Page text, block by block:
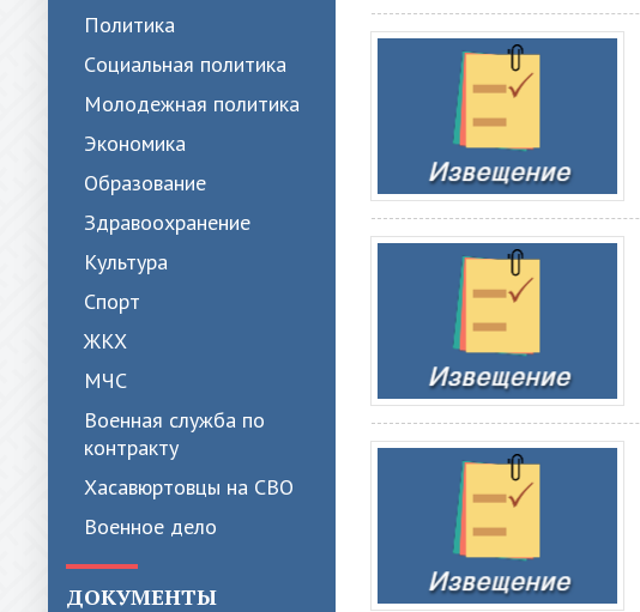
Политика
Cоциальная политика
Молодежная политика
Экономика
Образование
Здравоохранение
Культура
Спорт
ЖКХ
МЧС
Военная служба по
контракту
Хасавюртовцы на СВО
Военное дело
ДОКУМЕНТЫ